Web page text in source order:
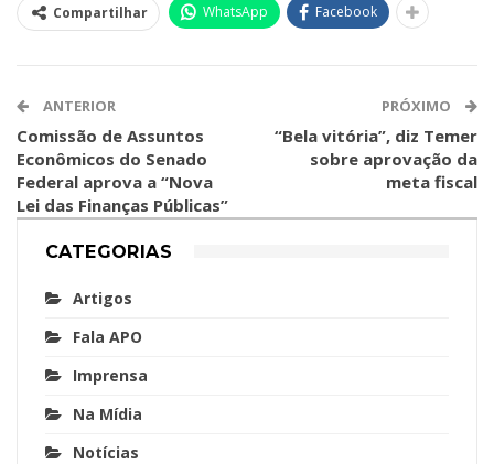
Compartilhar WhatsApp Facebook
ANTERIOR
Comissão de Assuntos
Econômicos do Senado
Federal aprova a “Nova
Lei das Finanças Públicas”
PRÓXIMO
“Bela vitória”, diz Temer
sobre aprovação da
meta fiscal
CATEGORIAS
Artigos
Fala APO
Imprensa
Na Mídia
Notícias